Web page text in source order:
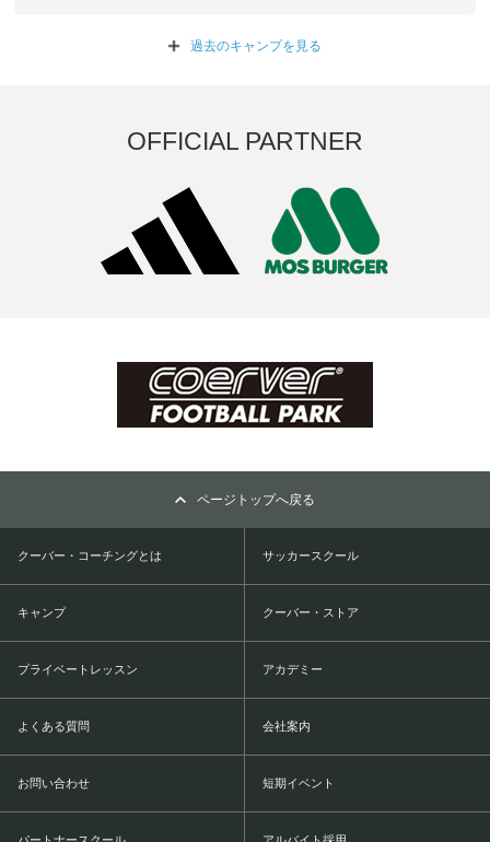
過去のキャンプを 見る
OFFICIAL PARTNER
ページトップへ戻る
クーバー・コーチングとは サッカースクール
キャンプ クーバー・ストア
プライベートレッスン アカデミー
よくある質問 会社案内
お問い合わせ 短期イベント